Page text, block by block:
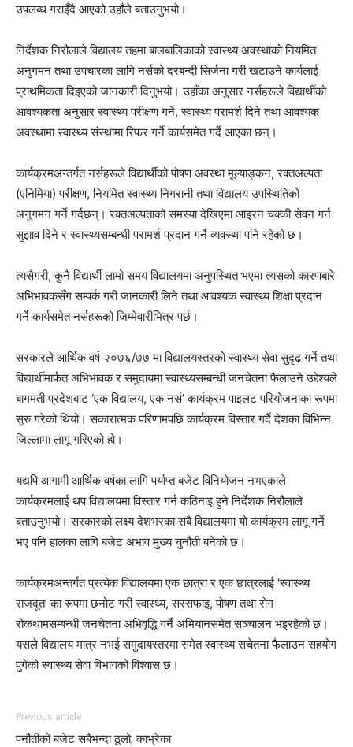
उपलब्ध गराइँदै आएको उहाँले बताउनुभयो।
निर्देशक निरौलाले विद्यालय तहमा बालबालिकाको स्वास्थ्य अवस्थाको नियमित
अनुगमन तथा उपचारका लागि नर्सको दरबन्दी सिर्जना गरी खटाउने कार्यलाई
प्राथमिकता दिइएको जानकारी दिनुभयो। उहाँका अनुसार नर्सहरूले विद्यार्थीको
आवश्यकता अनुसार स्वास्थ्य परीक्षण गर्ने, स्वास्थ्य परामर्श दिने तथा आवश्यक
अवस्थामा स्वास्थ्य संस्थामा रिफर गर्ने कार्यसमेत गर्दै आएका छन्।
कार्यक्रमअन्तर्गत नर्सहरूले विद्यार्थीको पोषण अवस्था मूल्याङ्कन, रक्तअल्पता
(एनिमिया) परीक्षण, नियमित स्वास्थ्य निगरानी तथा विद्यालय उपस्थितिको
अनुगमन गर्ने गर्दछन्। रक्तअल्पताको समस्या देखिएमा आइरन चक्की सेवन गर्न
सुझाव दिने र स्वास्थ्यसम्बन्धी परामर्श प्रदान गर्ने व्यवस्था पनि रहेको छ।
त्यसैगरी, कुनै विद्यार्थी लामो समय विद्यालयमा अनुपस्थित भएमा त्यसको कारणबारे
अभिभावकसँग सम्पर्क गरी जानकारी लिने तथा आवश्यक स्वास्थ्य शिक्षा प्रदान
गर्ने कार्यसमेत नर्सहरूको जिम्मेवारीभित्र पर्छ।
सरकारले आर्थिक वर्ष २०७६/७७ मा विद्यालयस्तरको स्वास्थ्य सेवा सुदृढ गर्ने तथा
विद्यार्थीमार्फत अभिभावक र समुदायमा स्वास्थ्यसम्बन्धी जनचेतना फैलाउने उद्देश्यले
बागमती प्रदेशबाट ‘एक विद्यालय, एक नर्स’ कार्यक्रम पाइलट परियोजनाका रूपमा
सुरु गरेको थियो। सकारात्मक परिणामपछि कार्यक्रम विस्तार गर्दै देशका विभिन्न
जिल्लामा लागू गरिएको हो।
यद्यपि आगामी आर्थिक वर्षका लागि पर्याप्त बजेट विनियोजन नभएकाले
कार्यक्रमलाई थप विद्यालयमा विस्तार गर्न कठिनाइ हुने निर्देशक निरौलाले
बताउनुभयो। सरकारको लक्ष्य देशभरका सबै विद्यालयमा यो कार्यक्रम लागू गर्ने
भए पनि हालका लागि बजेट अभाव मुख्य चुनौती बनेको छ।
कार्यक्रमअन्तर्गत प्रत्येक विद्यालयमा एक छात्रा र एक छात्रलाई ‘स्वास्थ्य
राजदूत’ का रूपमा छनोट गरी स्वास्थ्य, सरसफाइ, पोषण तथा रोग
रोकथामसम्बन्धी जनचेतना अभिवृद्धि गर्ने अभियानसमेत सञ्चालन भइरहेको छ।
यसले विद्यालय मात्र नभई समुदायस्तरमा समेत स्वास्थ्य सचेतना फैलाउन सहयोग
पुगेको स्वास्थ्य सेवा विभागको विश्वास छ।
Previous article
पनौतीको बजेट सबैभन्दा ठूलो, काभ्रेका